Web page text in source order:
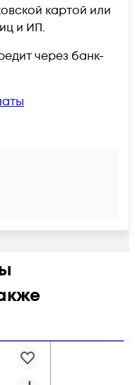
картой или
и ИП.
через банк-